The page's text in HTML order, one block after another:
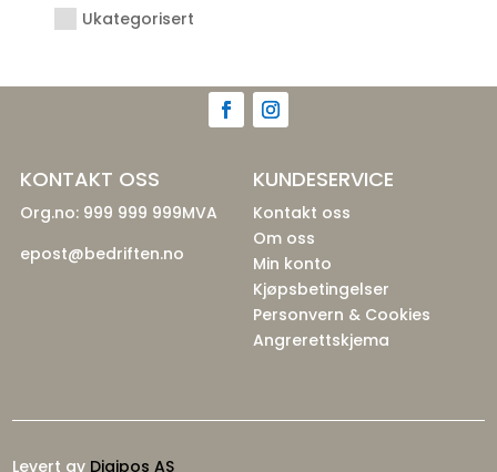
Ukategorisert
KONTAKT OSS
Org.no: 999 999 999MVA
epost@bedriften.no
KUNDESERVICE
Kontakt oss
Om oss
Min konto
Kjøpsbetingelser
Personvern & Cookies
Angrerettskjema
Levert av Digipos AS